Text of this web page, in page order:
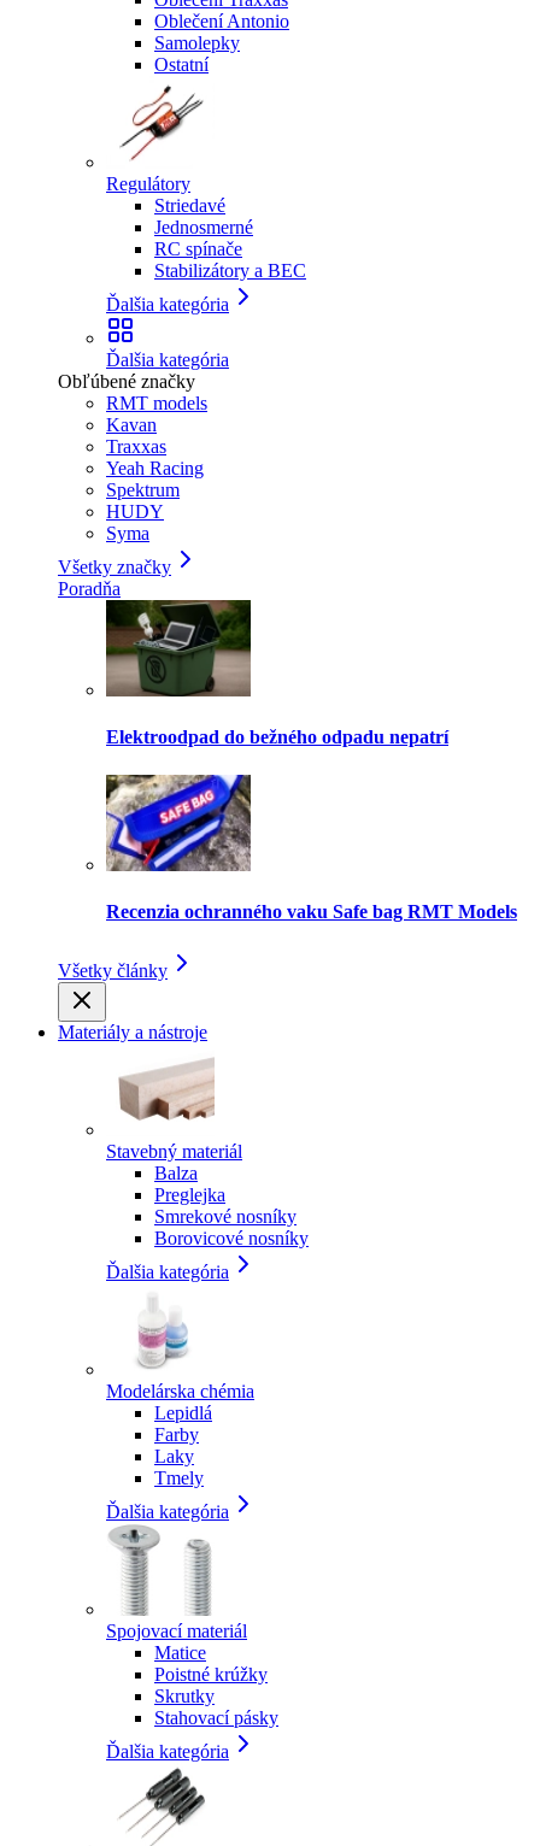
Oblečení Antonio
Samolepky
Ostatní
Regulátory
Striedavé
Jednosmerné
RC spínače
Stabilizátory a BEC
Ďalšia kategória
Ďalšia kategória
Obľúbené značky
RMT models
Kavan
Traxxas
Yeah Racing
Spektrum
HUDY
Syma
Všetky značky
Poradňa
Elektroodpad do bežného odpadu nepatrí
Recenzia ochranného vaku Safe bag RMT Models
Všetky články
Materiály a nástroje
Stavebný materiál
Balza
Preglejka
Smrekové nosníky
Borovicové nosníky
Ďalšia kategória
Modelárska chémia
Lepidlá
Farby
Laky
Tmely
Ďalšia kategória
Spojovací materiál
Matice
Poistné krúžky
Skrutky
Stahovací pásky
Ďalšia kategória